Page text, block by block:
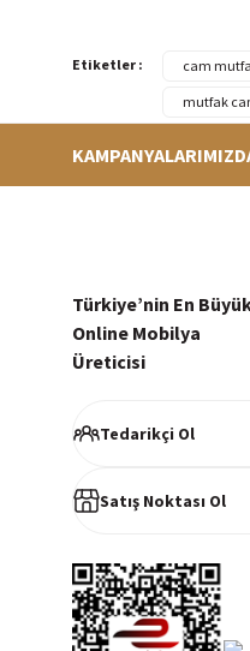
Etiketler : cam
mutfak
Siparişleriniz en kısa
%100 müşteri
Türkiye’nin En
Online Mobilya
Üreticisi
Tedarikçi Ol
Satış Noktası Ol